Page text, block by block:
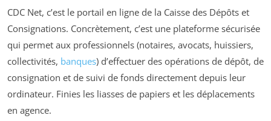
CDC Net, c’est le portail en ligne de la Caisse des Dépôts et
Consignations. Concrètement, c’est une plateforme sécurisée
qui permet aux professionnels (notaires, avocats, huissiers,
collectivités, banques) d’effectuer des opérations de dépôt, de
consignation et de suivi de fonds directement depuis leur
ordinateur. Finies les liasses de papiers et les déplacements
en agence.